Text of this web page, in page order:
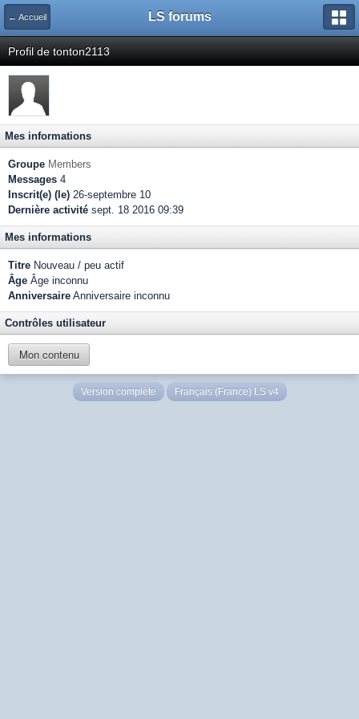
← Accueil LS forums
Profil de tonton2113
Mes informations
Groupe Members
Messages 4
Inscrit(e) (le) 26-septembre 10
Dernière activité sept. 18 2016 09:39
Mes informations
Titre Nouveau / peu actif
Âge Âge inconnu
Anniversaire Anniversaire inconnu
Contrôles utilisateur
Mon contenu
Version complète Français (France) LS v4